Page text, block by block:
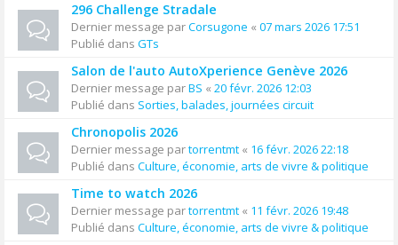
296 Challenge Stradale
Dernier message parCorsugone « 07 mars 2026 17:51
Publié dans GTs
Salon de l'auto AutoXperience Genève 2026
Dernier message parBS « 20 févr. 2026 12:03
Publié dans Sorties, balades, journées circuit
Chronopolis 2026
Dernier message partorrentmt « 16 févr. 2026 22:18
Publié dans Culture, économie, arts de vivre & politique
Time to watch 2026
Dernier message partorrentmt « 11 févr. 2026 19:48
Publié dans Culture, économie, arts de vivre & politique